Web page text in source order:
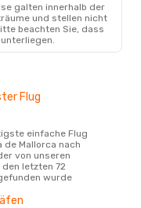
galten innerhalb der
und stellen nicht
beachten Sie, dass
Flug
de Mallorca nach
von unseren
den letzten 72
wurde